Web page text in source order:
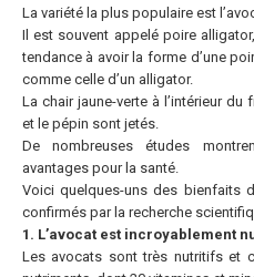
La variété la plus populaire est
Il est souvent appelé poire
tendance à avoir la forme d’une
comme celle d’un alligator.
La chair jaune-verte à l’intérieur
et le pépin sont jetés.
De nombreuses études
avantages pour la santé.
Voici quelques-uns des bienfaits
confirmés par la recherche
1. L’avocat est incroyablement
Les avocats sont très nutritifs et